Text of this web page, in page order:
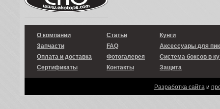
О компании
Запчасти
Оплата и доставка
Сертификаты
Статьи
FAQ
Фотогалерея
Контакты
Кунги
Аксессуары для
Система боксов в
Защита
Разработка сайтаи